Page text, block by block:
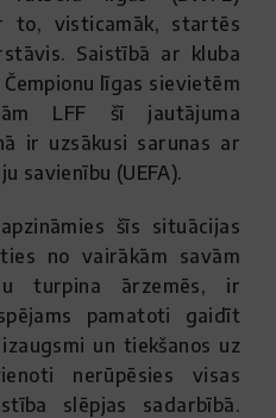
to, visticamāk, startēs
Saistībā ar kluba
līgas sievietēm
LFF šī jautājuma
ir uzsākusi sarunas ar
savienību (UEFA).
šīs situācijas
no vairākām savām
turpina ārzemēs, ir
pamatoti gaidīt
un tiekšanos uz
nerūpēsies visas
slēpjas sadarbībā.